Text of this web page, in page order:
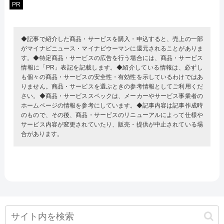
PR
◆記事で紹介した商品・サービスを購入・申込すると、売上の一部
がマイナビニュース・マイナビウーマンに還元されることがありま
す。◆特定商品・サービスの広告を行う場合には、商品・サービス
情報に「PR」表記を記載します。◆紹介している情報は、必ずし
も個々の商品・サービスの安全性・有効性を示しているわけではあ
りません。商品・サービスを選ぶときの参考情報としてご利用くだ
さい。◆商品・サービススペックは、メーカーやサービス事業者の
ホームページの情報を参考にしています。◆記事内容は記事作成時
のもので、その後、商品・サービスのリニューアルによって仕様や
サービス内容が変更されていたり、販売・提供が中止されている場
合があります。